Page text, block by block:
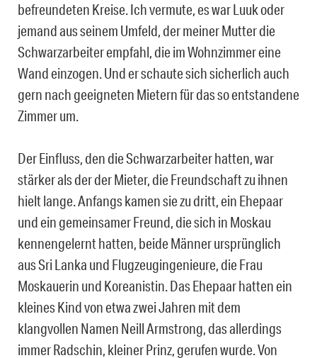
befreundeten Kreise. Ich vermute, es war Luuk oder
jemand aus seinem Umfeld, der meiner Mutter die
Schwarzarbeiter empfahl, die im Wohnzimmer eine
Wand einzogen. Und er schaute sich sicherlich auch
gern nach geeigneten Mietern für das so entstandene
Zimmer um.
Der Einfluss, den die Schwarzarbeiter hatten, war
stärker als der der Mieter, die Freundschaft zu ihnen
hielt lange. Anfangs kamen sie zu dritt, ein Ehepaar
und ein gemeinsamer Freund, die sich in Moskau
kennengelernt hatten, beide Männer ursprünglich
aus Sri Lanka und Flugzeugingenieure, die Frau
Moskauerin und Koreanistin. Das Ehepaar hatten ein
kleines Kind von etwa zwei Jahren mit dem
klangvollen Namen Neill Armstrong, das allerdings
immer Radschin, kleiner Prinz, gerufen wurde. Von